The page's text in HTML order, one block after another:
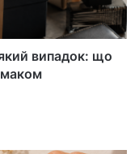
випадок: що